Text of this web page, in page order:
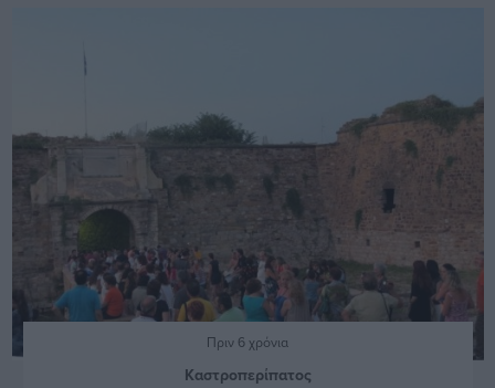
Πριν 6 χρόνια
Καστροπερίπατος